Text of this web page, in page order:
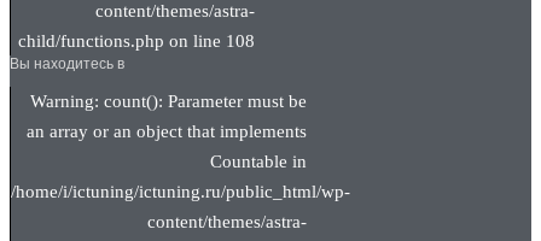
content/themes/astra-
child/functions.php on line 108
Вы находитесь в
Warning: count(): Parameter must be
an array or an object that implements
Countable in
/home/i/ictuning/ictuning.ru/public_html/wp-
content/themes/astra-